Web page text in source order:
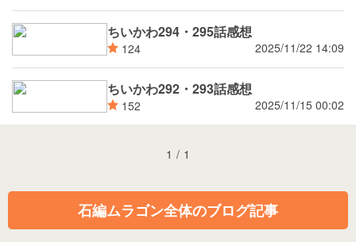
ちいかわ294・295話感想
124 2025/11/22 14:09
ちいかわ292・293話感想
152 2025/11/15 00:02
1 / 1
石編ムラゴン全体のブログ記事